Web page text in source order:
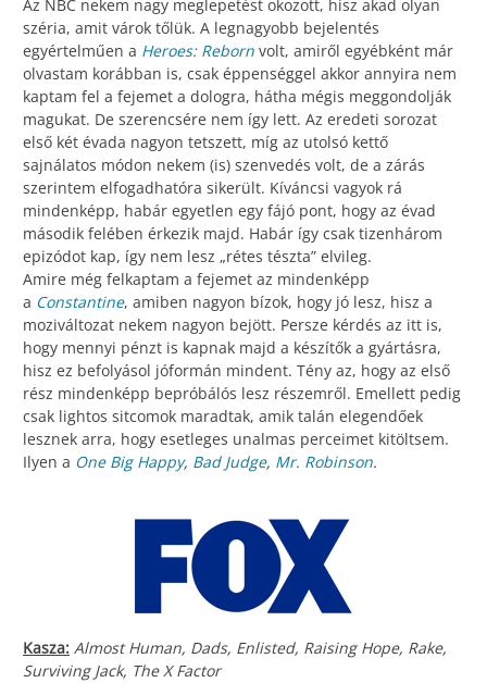
Az NBC nekem nagy meglepetést okozott, hisz akad olyan
széria, amit várok tőlük. A legnagyobb bejelentés
egyértelműen a Heroes: Reborn volt, amiről egyébként már
olvastam korábban is, csak éppenséggel akkor annyira nem
kaptam fel a fejemet a dologra, hátha mégis meggondolják
magukat. De szerencsére nem így lett. Az eredeti sorozat
első két évada nagyon tetszett, míg az utolsó kettő
sajnálatos módon nekem (is) szenvedés volt, de a zárás
szerintem elfogadhatóra sikerült. Kíváncsi vagyok rá
mindenképp, habár egyetlen egy fájó pont, hogy az évad
második felében érkezik majd. Habár így csak tizenhárom
epizódot kap, így nem lesz „rétes tészta” elvileg.
Amire még felkaptam a fejemet az mindenképp
a Constantine, amiben nagyon bízok, hogy jó lesz, hisz a
moziváltozat nekem nagyon bejött. Persze kérdés az itt is,
hogy mennyi pénzt is kapnak majd a készítők a gyártásra,
hisz ez befolyásol jóformán mindent. Tény az, hogy az első
rész mindenképp bepróbálós lesz részemről. Emellett pedig
csak lightos sitcomok maradtak, amik talán elegendőek
lesznek arra, hogy esetleges unalmas perceimet kitöltsem.
Ilyen a One Big Happy, Bad Judge, Mr. Robinson.
Kasza: Almost Human, Dads, Enlisted, Raising Hope, Rake,
Surviving Jack, The X Factor